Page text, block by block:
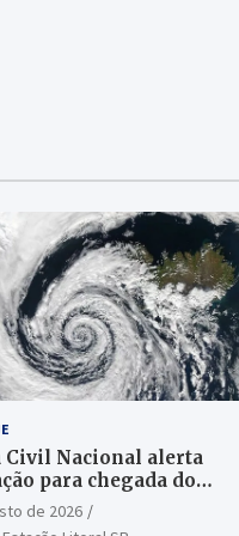
Civil Nacional alerta
para chegada do
bomba
de 2026